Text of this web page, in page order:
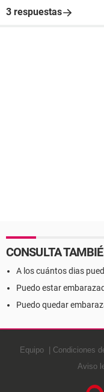
3 respuestas
CONSULTA
A los cuántos dias
Puedo estar
Puedo quedar
Equipo Condiciones
Aviso